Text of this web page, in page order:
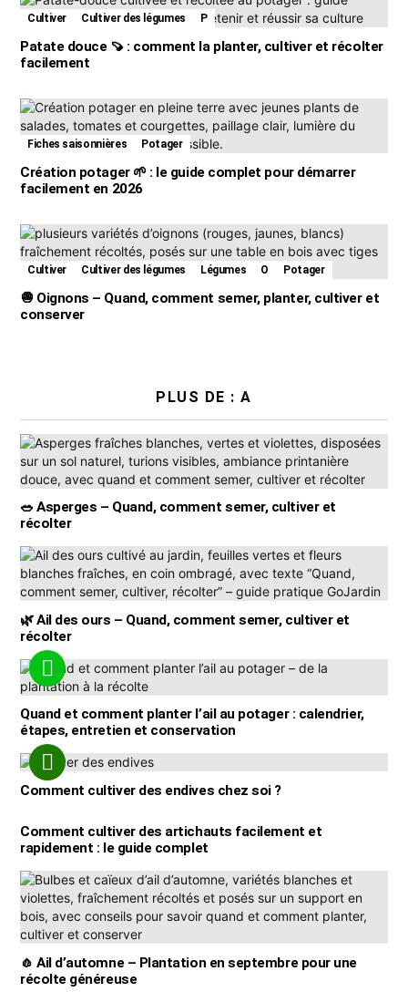
Cultiver Cultiver des légumes P
Patate douce 🍠 : comment la planter, cultiver et récolter
facilement
Fiches saisonnières Potager
Création potager 🌱 : le guide complet pour démarrer
facilement en 2026
Cultiver Cultiver des légumes Légumes O Potager
🧅 Oignons – Quand, comment semer, planter, cultiver et
conserver
PLUS DE :A
🥗 Asperges – Quand, comment semer, cultiver et
récolter
🌿 Ail des ours – Quand, comment semer, cultiver et
récolter
Quand et comment planter l’ail au potager : calendrier,
étapes, entretien et conservation
Comment cultiver des endives chez soi ?
Comment cultiver des artichauts facilement et
rapidement : le guide complet
🧄 Ail d’automne – Plantation en septembre pour une
récolte généreuse